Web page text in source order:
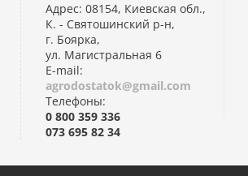
Адрес: 08154, Киевская обл.,
К. - Святошинский р-н,
г. Боярка,
ул. Магистральная 6
E-mail:
agrodostatok@gmail.com
Телефоны:
0 800 359 336
073 695 82 34